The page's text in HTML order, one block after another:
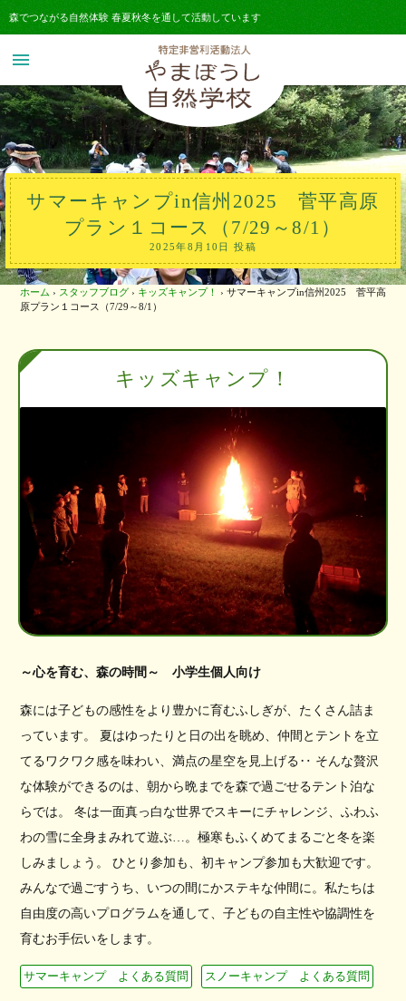
森でつながる自然体験 春夏秋冬を通して活動しています
menu
サマーキャンプin信州2025 菅平高原
プラン１コース（7/29～8/1）
2025年8月10日 投稿
ホーム › スタッフブログ › キッズキャンプ！ › サマーキャンプin信州2025 菅平高
原プラン１コース（7/29～8/1）
キッズキャンプ！
～心を育む、森の時間～ 小学生個人向け
森には子どもの感性をより豊かに育むふしぎが、たくさん詰ま
っています。 夏はゆったりと日の出を眺め、仲間とテントを立
てるワクワク感を味わい、満点の星空を見上げる‥ そんな贅沢
な体験ができるのは、朝から晩までを森で過ごせるテント泊な
らでは。 冬は一面真っ白な世界でスキーにチャレンジ、ふわふ
わの雪に全身まみれて遊ぶ…。極寒もふくめてまるごと冬を楽
しみましょう。 ひとり参加も、初キャンプ参加も大歓迎です。
みんなで過ごすうち、いつの間にかステキな仲間に。私たちは
自由度の高いプログラムを通して、子どもの自主性や協調性を
育むお手伝いをします。
サマーキャンプ よくある質問 スノーキャンプ よくある質問